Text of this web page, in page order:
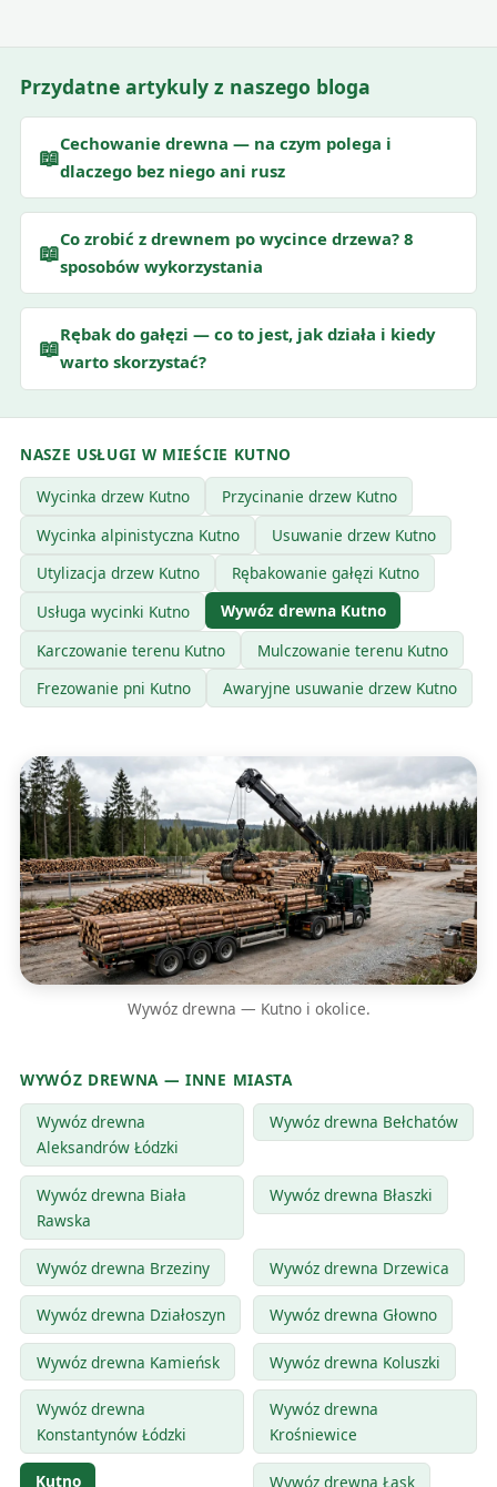
Przydatne artykuly z naszego bloga
📖Cechowanie drewna — na czym polega i
dlaczego bez niego ani rusz
📖Co zrobić z drewnem po wycince drzewa? 8
sposobów wykorzystania
📖Rębak do gałęzi — co to jest, jak działa i kiedy
warto skorzystać?
NASZE USŁUGI W MIEŚCIE KUTNO
Wycinka drzew Kutno
Przycinanie drzew Kutno
Wycinka alpinistyczna Kutno
Usuwanie drzew Kutno
Utylizacja drzew Kutno
Rębakowanie gałęzi Kutno
Usługa wycinki Kutno
Wywóz drewna Kutno
Karczowanie terenu Kutno
Mulczowanie terenu Kutno
Frezowanie pni Kutno
Awaryjne usuwanie drzew Kutno
Wywóz drewna — Kutno i okolice.
WYWÓZ DREWNA — INNE MIASTA
Wywóz drewna
Aleksandrów Łódzki
Wywóz drewna Bełchatów
Wywóz drewna Biała
Rawska
Wywóz drewna Błaszki
Wywóz drewna Brzeziny Wywóz drewna Drzewica
Wywóz drewna Działoszyn Wywóz drewna Głowno
Wywóz drewna Kamieńsk Wywóz drewna Koluszki
Wywóz drewna
Konstantynów Łódzki
Wywóz drewna
Krośniewice
Kutno Wywóz drewna Łask